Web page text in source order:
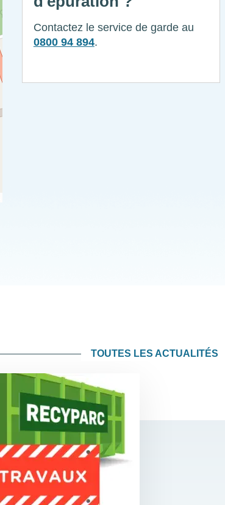
Contactez le service de garde au
0800 94 894.
TOUTES LES ACTUALITÉS